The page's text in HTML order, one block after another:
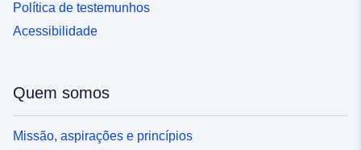
Política de testemunhos
Acessibilidade
Quem somos
Missão, aspirações e princípios